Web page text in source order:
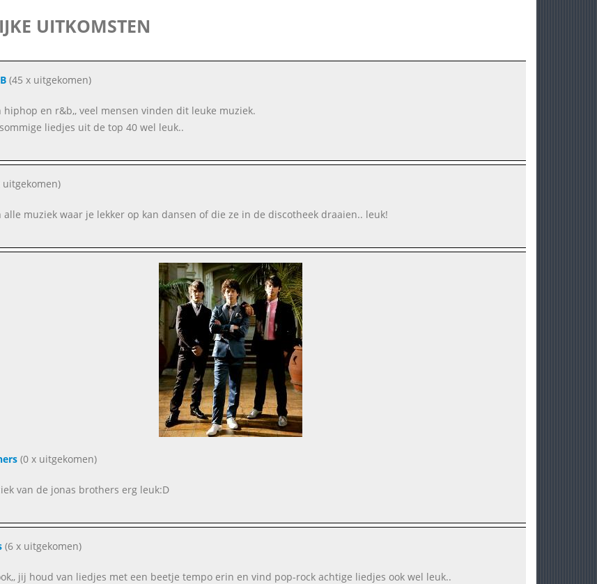
UITKOMSTEN
(45 x uitgekomen)
hiphop en r&b,, veel mensen vinden dit leuke muziek.
liedjes uit de top 40 wel leuk..
alle muziek waar je lekker op kan dansen of die ze in de discotheek draaien.. leuk!
(0 x uitgekomen)
van de jonas brothers erg leuk:D
(6 x uitgekomen)
jij houd van liedjes met een beetje tempo erin en vind pop-rock achtige liedjes ook wel leuk..